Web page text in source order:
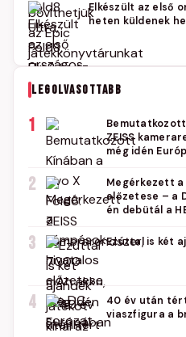
Elkészült az első
heten küldenek
LEGOLVASOTTABB
1
Bemutatkozott
ZEISS
még idén
2
Megérkezett a
előzetese – a
én debütál a
3 Ezúttal is két
4
40 év után
viaszfigura a